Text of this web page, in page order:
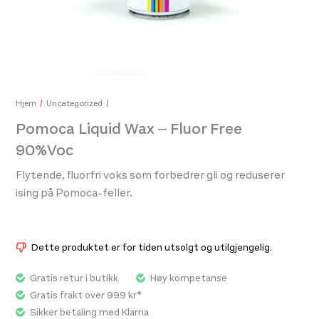
599,-
Hjem Uncategorized
Pomoca Liquid Wax – Fluor Free
90%Voc
Flytende, fluorfri voks som forbedrer gli og reduserer
ising på Pomoca-feller.
Dette produktet er for tiden utsolgt og utilgjengelig.
Gratis retur i butikk
Høy kompetanse
Gratis frakt over 999 kr*
Sikker betaling med Klarna